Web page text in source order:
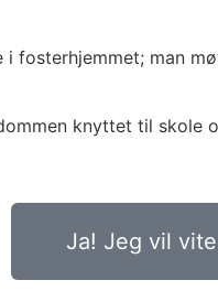
fosterhjemmet; man
knyttet til
Ja! Jeg vil